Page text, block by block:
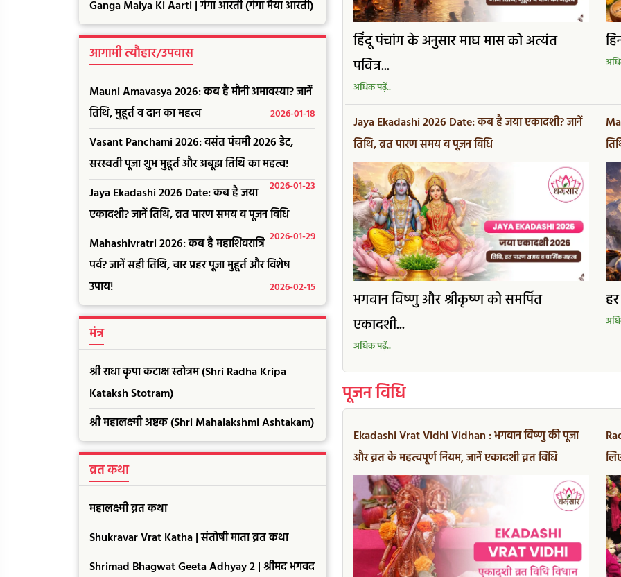
Ganga Maiya Ki Aarti | गंगा आरती (गंगा मैया आरती)
आगामी त्यौहार/उपवास
Mauni Amavasya 2026: कब है मौनी अमावस्या? जानें
तिथि, मुहूर्त व दान का महत्व
2026-01-18
Vasant Panchami 2026: वसंत पंचमी 2026 डेट,
सरस्वती पूजा शुभ मुहूर्त और अबूझ तिथि का महत्व!
2026-01-23
Jaya Ekadashi 2026 Date: कब है जया
एकादशी? जानें तिथि, व्रत पारण समय व पूजन विधि
2026-01-29
Mahashivratri 2026: कब है महाशिवरात्रि
पर्व? जानें सही तिथि, चार प्रहर पूजा मुहूर्त और विशेष
उपाय!
2026-02-15
मंत्र
श्री राधा कृपा कटाक्ष स्तोत्रम (Shri Radha Kripa
Kataksh Stotram)
श्री महालक्ष्मी अष्टक (Shri Mahalakshmi Ashtakam)
व्रत कथा
महालक्ष्मी व्रत कथा
Shukravar Vrat Katha | संतोषी माता व्रत कथा
Shrimad Bhagwat Geeta Adhyay 2 | श्रीमद भगवद
हिंदू पंचांग के अनुसार माघ मास को अत्यंत
पवित्र...
अधिक पढ़ें..
Jaya Ekadashi 2026 Date: कब है जया एकादशी? जानें
तिथि, व्रत पारण समय व पूजन विधि
भगवान विष्णु और श्रीकृष्ण को समर्पित
एकादशी...
अधिक पढ़ें..
पूजन विधि
Ekadashi Vrat Vidhi Vidhan : भगवान विष्णु की पूजा
और व्रत के महत्वपूर्ण नियम, जानें एकादशी व्रत विधि